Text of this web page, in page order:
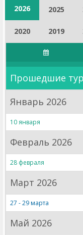
2026 2025
2020 2019
Прошедшие
Январь 2026
10 января
Февраль 2026
28 февраля
Март 2026
27 - 29 марта
Май 2026